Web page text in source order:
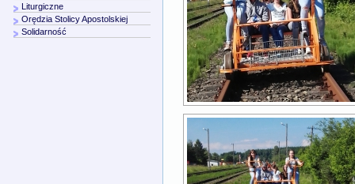
Liturgiczne
Orędzia Stolicy Apostolskiej
Solidarność